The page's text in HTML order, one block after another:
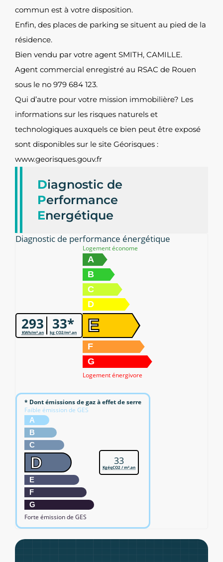
commun est à votre disposition.
Enfin, des places de parking se situent au pied de la
résidence.
Bien vendu par votre agent SMITH, CAMILLE.
Agent commercial enregistré au RSAC de Rouen
sous le no 979 684 123.
Qui d’autre pour votre mission immobilière? Les
informations sur les risques naturels et
technologiques auxquels ce bien peut être exposé
sont disponibles sur le site Géorisques :
www.georisques.gouv.fr
Diagnostic de
Performance
Energétique
Diagnostic de performance énergétique
293
KWh/m².an 33*
kg CO2/m².an
Logement économe
A
B
C
D
E
F
G
Logement énergivore
* Dont émissions de gaz à effet de serre
Faible émission de GES
A
B
C
D
E
F
G
Forte émission de GES
33
KgéqCO2 / m².an